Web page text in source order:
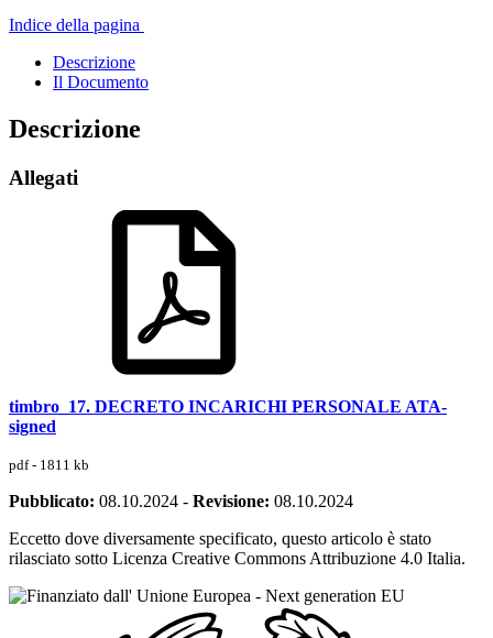
Indice della pagina
Descrizione
Il Documento
Descrizione
Allegati
timbro_17. DECRETO INCARICHI PERSONALE ATA-
signed
pdf - 1811 kb
Pubblicato: 08.10.2024 - Revisione: 08.10.2024
Eccetto dove diversamente specificato, questo articolo è stato
rilasciato sotto Licenza Creative Commons Attribuzione 4.0 Italia.